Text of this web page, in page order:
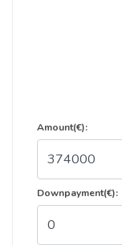
Amount(€):
Downpayment(€):